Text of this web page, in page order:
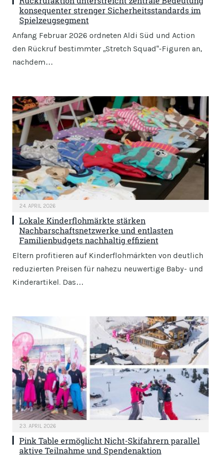
konsequenter strenger Sicherheitsstandards im
Spielzeugsegment
Anfang Februar 2026 ordneten Aldi Süd und Action
den Rückruf bestimmter „Stretch Squad“-Figuren an,
nachdem…
24. APRIL 2026
Lokale Kinderflohmärkte stärken
Nachbarschaftsnetzwerke und entlasten
Familienbudgets nachhaltig effizient
Eltern profitieren auf Kinderflohmärkten von deutlich
reduzierten Preisen für nahezu neuwertige Baby- und
Kinderartikel. Das…
23. APRIL 2026
Pink Table ermöglicht Nicht-Skifahrern parallel
aktive Teilnahme und Spendenaktion